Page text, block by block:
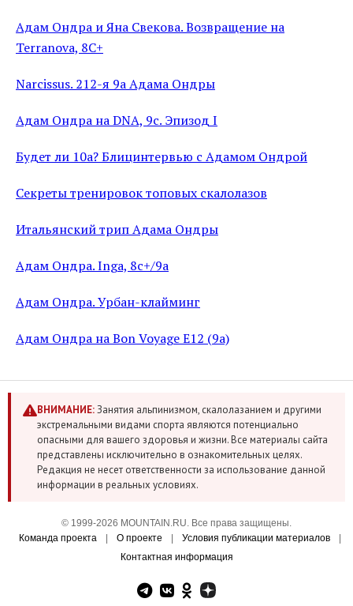
Адам Ондра и Яна Свекова. Возвращение на
Terranova, 8C+
Narcissus. 212-я 9a Адама Ондры
Адам Ондра на DNA, 9c. Эпизод I
Будет ли 10a? Блицинтервью с Адамом Ондрой
Секреты тренировок топовых скалолазов
Итальянский трип Адама Ондры
Адам Ондра. Inga, 8c+/9a
Адам Ондра. Урбан-клайминг
Адам Ондра на Bon Voyage E12 (9a)
ВНИМАНИЕ:Занятия альпинизмом, скалолазанием и другими
экстремальными видами спорта являются потенциально
опасными для вашего здоровья и жизни. Все материалы сайта
представлены исключительно в ознакомительных целях.
Редакция не несет ответственности за использование данной
информации в реальных условиях.
© 1999-2026 MOUNTAIN.RU. Все права защищены.
Команда проекта
О проекте Условия публикации материалов
Контактная информация